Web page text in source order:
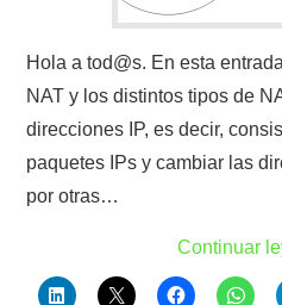
Hola a tod@s. En esta
NAT y los distintos tipos de
direcciones IP, es decir,
paquetes IPs y cambiar las
por otras…
Continuar